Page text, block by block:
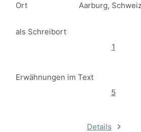
Ort Aarburg,
als Schreibort
1
Erwähnungen im Text
5
Details